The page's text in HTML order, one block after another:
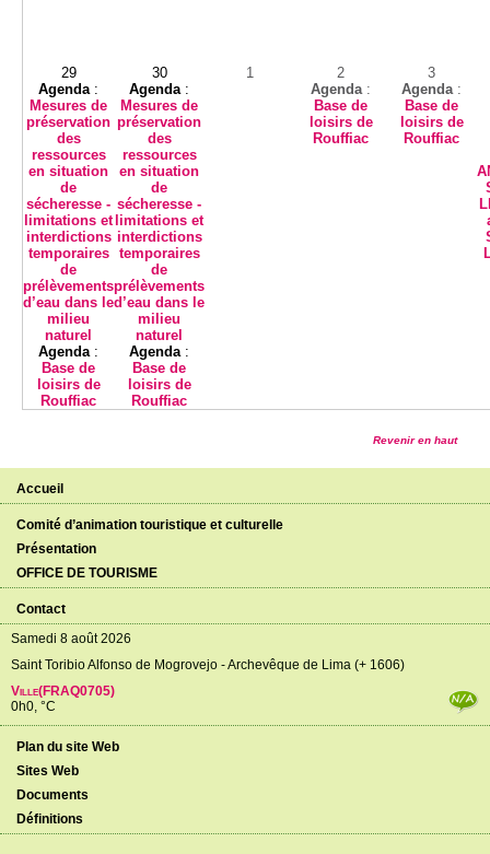
29
Agenda :
Mesures de
préservation
des
ressources
en situation
de
sécheresse -
limitations et
interdictions
temporaires
de
prélèvements
d’eau dans le
milieu
naturel
Agenda :
Base de
loisirs de
Rouffiac
30
Agenda :
Mesures de
préservation
des
ressources
en situation
de
sécheresse -
limitations et
interdictions
temporaires
de
prélèvements
d’eau dans le
milieu
naturel
Agenda :
Base de
loisirs de
Rouffiac
1
2
Agenda :
Base de
loisirs de
Rouffiac
3
Agenda :
Base de
loisirs de
Rouffiac
Revenir en haut
Accueil
Comité d’animation touristique et culturelle
Présentation
OFFICE DE TOURISME
Contact
Samedi 8 août 2026
Saint Toribio Alfonso de Mogrovejo - Archevêque de Lima (+ 1606)
Ville(FRAQ0705)
0h0, °C
Plan du site Web
Sites Web
Documents
Définitions